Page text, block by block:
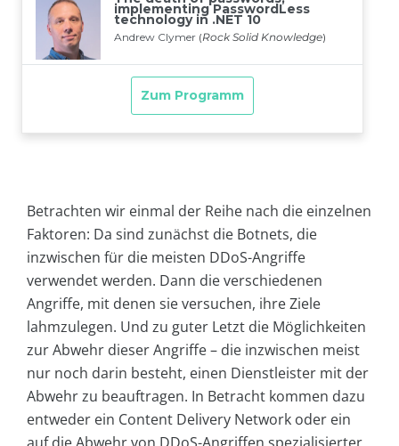
Betrachten wir einmal der Reihe nach die einzelnen
Faktoren: Da sind zunächst die Botnets, die
inzwischen für die meisten DDoS-Angriffe
verwendet werden. Dann die verschiedenen
Angriffe, mit denen sie versuchen, ihre Ziele
lahmzulegen. Und zu guter Letzt die Möglichkeiten
zur Abwehr dieser Angriffe – die inzwischen meist
nur noch darin besteht, einen Dienstleister mit der
Abwehr zu beauftragen. In Betracht kommen dazu
entweder ein Content Delivery Network oder ein